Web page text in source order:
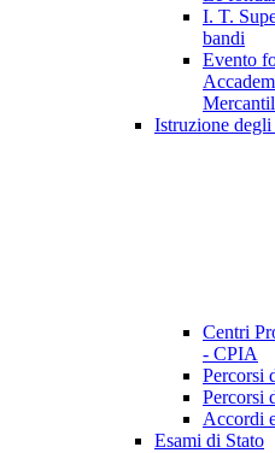
I. T.
bandi
Evento
Istruzione
Centri
- CPIA
Percorsi
Percorsi
Accordi
Esami di Stato